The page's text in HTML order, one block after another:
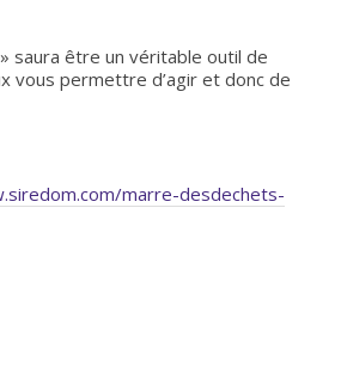
saura être un véritable outil de
vous permettre d’agir et donc de
marre-desdechets-